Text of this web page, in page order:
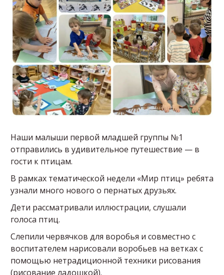
Наши малыши первой младшей группы №1
отправились в удивительное путешествие — в
гости к птицам.
В рамках тематической недели «Мир птиц» ребята
узнали много нового о пернатых друзьях.
Дети рассматривали иллюстрации, слушали
голоса птиц.
Слепили червячков для воробья и совместно с
воспитателем нарисовали воробьев на ветках с
помощью нетрадиционной техники рисования
(рисование ладошкой).